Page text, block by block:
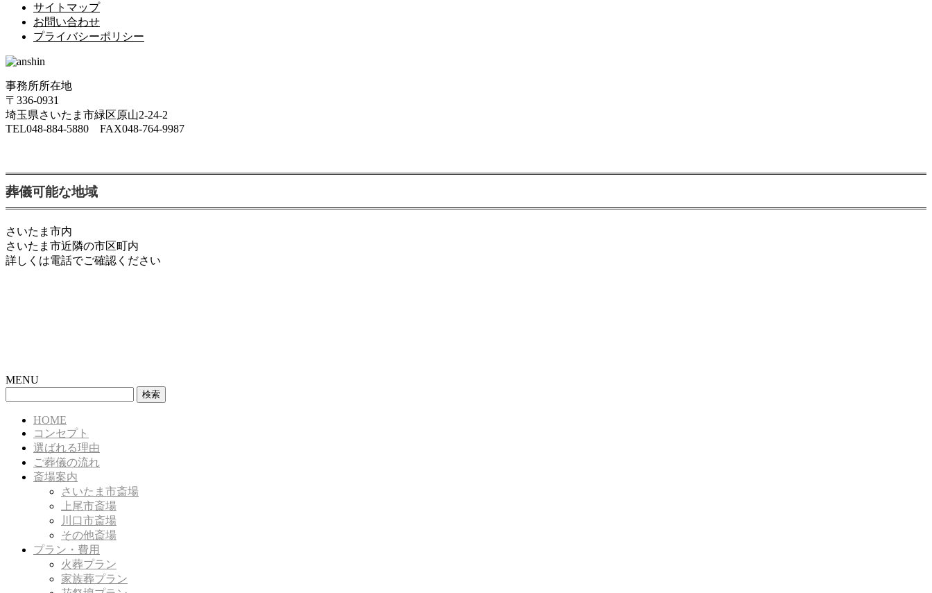
サイトマップ
お問い合わせ
プライバシーポリシー
事務所所在地
〒336-0931
埼玉県さいたま市緑区原山2-24-2
TEL048-884-5880 FAX048-764-9987
葬儀可能な地域
さいたま市内
さいたま市近隣の市区町内
詳しくは電話でご確認ください
MENU
HOME
コンセプト
選ばれる理由
ご葬儀の流れ
斎場案内
さいたま市斎場
上尾市斎場
川口市斎場
その他斎場
プラン・費用
火葬プラン
家族葬プラン